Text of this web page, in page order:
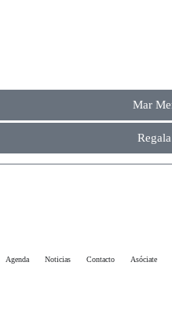
Mar
Agenda Noticias Contacto Asóciate